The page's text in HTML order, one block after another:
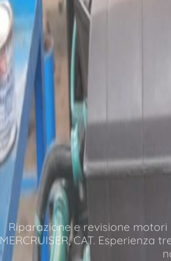
Riparazione e revisione motori
MERCRUISER, CAT.